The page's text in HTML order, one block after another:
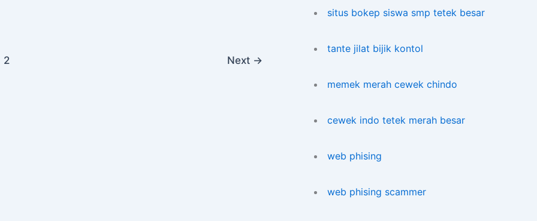
2 Next →
situs bokep siswa smp tetek besar
tante jilat bijik kontol
memek merah cewek chindo
cewek indo tetek merah besar
web phising
web phising scammer